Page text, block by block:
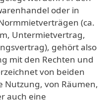
oder in
(ca.
Untermietvertrag,
gehört also
mit den Rechten und
von beiden
Nutzung, von Räumen,
auch eine